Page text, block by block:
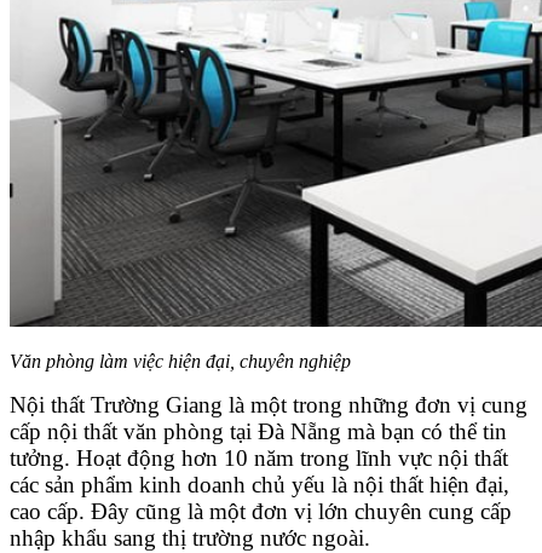
Văn phòng làm việc hiện đại, chuyên nghiệp
Nội thất Trường Giang là một trong những đơn vị cung
cấp nội thất văn phòng tại Đà Nẵng mà bạn có thể tin
tưởng. Hoạt động hơn 10 năm trong lĩnh vực nội thất
các sản phẩm kinh doanh chủ yếu là nội thất hiện đại,
cao cấp. Đây cũng là một đơn vị lớn chuyên cung cấp
nhập khẩu sang thị trường nước ngoài.